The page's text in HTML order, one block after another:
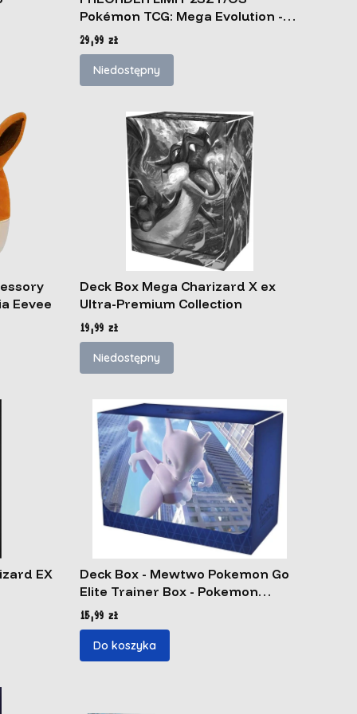
Pokémon TCG: Mega Evolution -
Perfect Order - Premium
Checklane Blister Cinderace
Cena
29,99 zł
Niedostępny
Eevee
Deck Box Mega Charizard X ex
Ultra-Premium Collection
Cena
19,99 zł
Niedostępny
EX
Deck Box - Mewtwo Pokemon Go
Elite Trainer Box - Pokemon
Center
Cena
15,99 zł
Do koszyka